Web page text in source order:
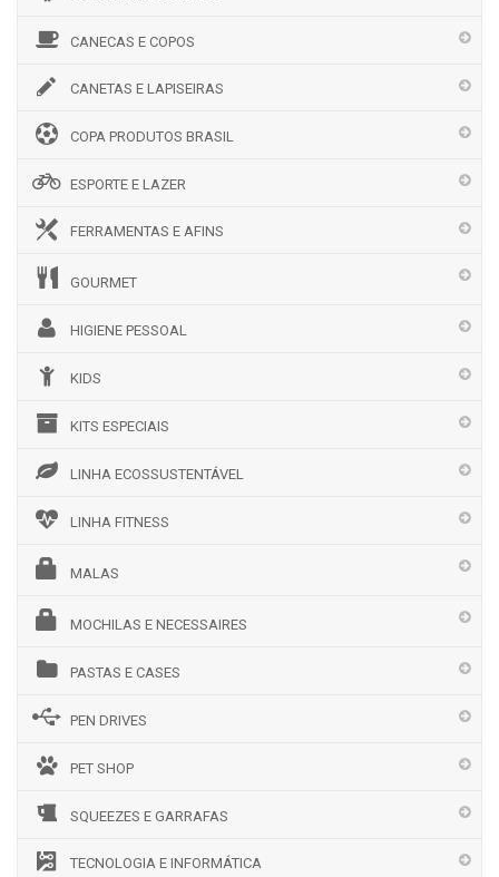
CANECAS E COPOS
CANETAS E LAPISEIRAS
COPA PRODUTOS BRASIL
ESPORTE E LAZER
FERRAMENTAS E AFINS
GOURMET
HIGIENE PESSOAL
KIDS
KITS ESPECIAIS
LINHA ECOSSUSTENTÁVEL
LINHA FITNESS
MALAS
MOCHILAS E NECESSAIRES
PASTAS E CASES
PEN DRIVES
PET SHOP
SQUEEZES E GARRAFAS
TECNOLOGIA E INFORMÁTICA